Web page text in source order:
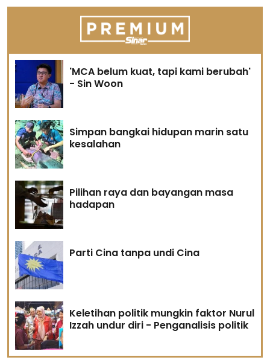
'MCA belum kuat, tapi kami berubah'
- Sin Woon
Simpan bangkai hidupan marin satu
kesalahan
Pilihan raya dan bayangan masa
hadapan
Parti Cina tanpa undi Cina
Keletihan politik mungkin faktor Nurul
Izzah undur diri - Penganalisis politik